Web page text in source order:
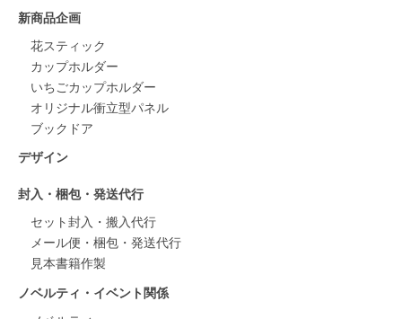
新商品企画
花スティック
カップホルダー
いちごカップホルダー
オリジナル衝立型パネル
ブックドア
デザイン
封入・梱包・発送代行
セット封入・搬入代行
メール便・梱包・発送代行
見本書籍作製
ノベルティ・イベント関係